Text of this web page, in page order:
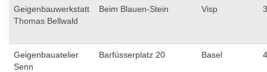
Geigenbauwerkstatt
Thomas Bellwald
Beim Blauen-Stein Visp
Geigenbauatelier
Senn
Barfüsserplatz 20 Basel